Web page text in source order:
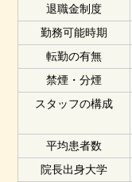
退職金制度
勤務可能時期
転勤の有無
禁煙・分煙
スタッフの構成
平均患者数
院長出身大学